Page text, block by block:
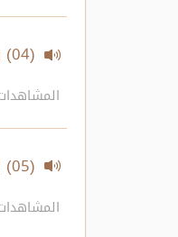
(04) وقال سبحانه " يَا أَهْلَ الْكِتَابِ لَا تَغْلُوا فِي دِينِكُمْ وَلَا تَقُولُوا عَلَى اللَّهِ إِلَّا الْحَقَّ
المشاهدات:
في
المشاهدات: